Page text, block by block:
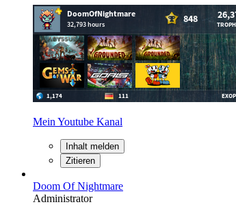
Mein Youtube Kanal
Inhalt melden
Zitieren
Doom Of Nightmare
Administrator